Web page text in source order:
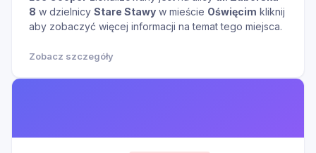
8 w dzielnicy Stare Stawy w mieście Oświęcim kliknij
aby zobaczyć więcej informacji na temat tego miejsca.
Zobacz szczegóły